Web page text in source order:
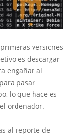
versiones
es descargar
engañar al
para pasar
lo que hace es
ordenador.
al reporte de